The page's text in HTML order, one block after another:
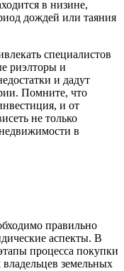
в низине,
дождей или таяния
специалистов
риэлторы и
и дадут
Помните, что
и от
не только
в
правильно
аспекты. В
процесса покупки
земельных